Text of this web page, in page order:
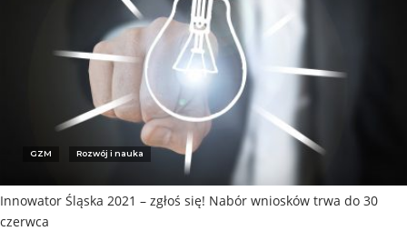
GZM Rozwój i nauka
Innowator Śląska 2021 – zgłoś się! Nabór wniosków trwa do 30
czerwca